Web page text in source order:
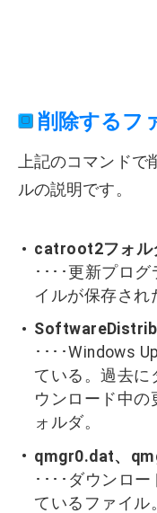
削除するフ
上記のコマンド
ルの説明です。
catroot2フォル
････更新プロ
イルが保存され
････Windows
ている。過去に
ウンロード中の
ォルダ。
qmgr0.dat、
････ダウンロ
ているファイル。